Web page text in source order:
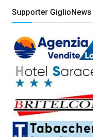
Supporter GiglioNews